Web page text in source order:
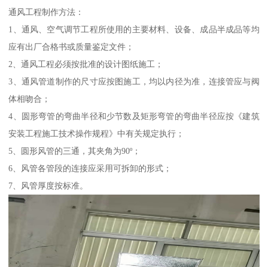
通风工程制作方法：
1、通风、空气调节工程所使用的主要材料、设备、成品半成品等均
应有出厂合格书或质量鉴定文件；
2、通风工程必须按批准的设计图纸施工；
3、通风管道制作的尺寸应按图施工，均以内径为准，连接管应与阀
体相吻合；
4、圆形弯管的弯曲半径和少节数及矩形弯管的弯曲半径应按《建筑
安装工程施工技术操作规程》中有关规定执行；
5、圆形风管的三通，其夹角为90º；
6、风管各管段的连接应采用可拆卸的形式；
7、风管厚度按标准。